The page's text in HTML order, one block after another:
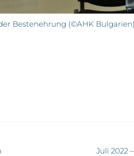
Bestenehrung (©AHK Bulgarien)
Juli 2022